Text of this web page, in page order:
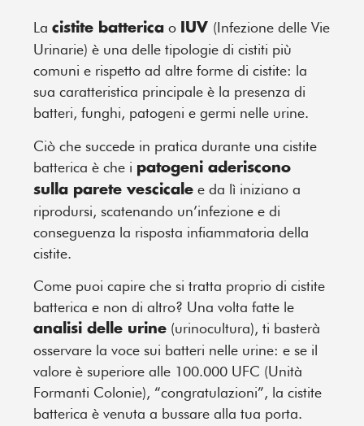
Lacistite batterica o IUV (Infezione delle Vie
Urinarie) è una delle tipologie di cistiti più
comunie rispetto ad altre forme di cistite: la
sua caratteristica principale è la presenza di
batteri, funghi, patogeni e germi nelle urine.
Ciò che succede in pratica durante una cistite
batterica è che i patogeni aderiscono
sulla parete vescicale e da lì iniziano a
riprodursi, scatenando un’infezione e di
conseguenza la risposta infiammatoria della
cistite.
Come puoi capire che si tratta proprio di cistite
batterica e non di altro? Una volta fatte le
analisi delle urine (urinocultura), ti basterà
osservare la voce sui batteri nelle urine: e se il
valore è superiore alle 100.000 UFC (Unità
Formanti Colonie), “congratulazioni”, la cistite
batterica è venuta a bussare alla tua porta.